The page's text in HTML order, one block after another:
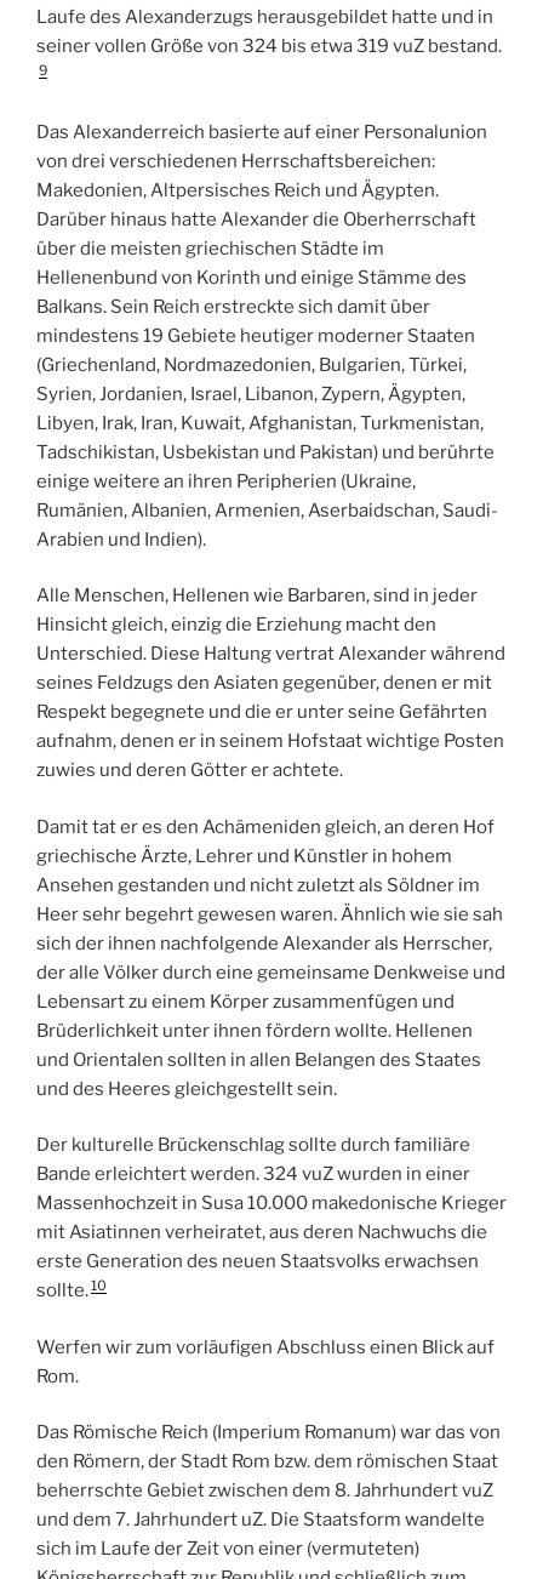
Laufe des Alexanderzugs herausgebildet hatte und in
seiner vollen Größe von 324 bis etwa 319 vuZ bestand.
9
Das Alexanderreich basierte auf einer Personalunion
von drei verschiedenen Herrschaftsbereichen:
Makedonien, Altpersisches Reich und Ägypten.
Darüber hinaus hatte Alexander die Oberherrschaft
über die meisten griechischen Städte im
Hellenenbund von Korinth und einige Stämme des
Balkans. Sein Reich erstreckte sich damit über
mindestens 19 Gebiete heutiger moderner Staaten
(Griechenland, Nordmazedonien, Bulgarien, Türkei,
Syrien, Jordanien, Israel, Libanon, Zypern, Ägypten,
Libyen, Irak, Iran, Kuwait, Afghanistan, Turkmenistan,
Tadschikistan, Usbekistan und Pakistan) und berührte
einige weitere an ihren Peripherien (Ukraine,
Rumänien, Albanien, Armenien, Aserbaidschan, Saudi-
Arabien und Indien).
Alle Menschen, Hellenen wie Barbaren, sind in jeder
Hinsicht gleich, einzig die Erziehung macht den
Unterschied. Diese Haltung vertrat Alexander während
seines Feldzugs den Asiaten gegenüber, denen er mit
Respekt begegnete und die er unter seine Gefährten
aufnahm, denen er in seinem Hofstaat wichtige Posten
zuwies und deren Götter er achtete.
Damit tat er es den Achämeniden gleich, an deren Hof
griechische Ärzte, Lehrer und Künstler in hohem
Ansehen gestanden und nicht zuletzt als Söldner im
Heer sehr begehrt gewesen waren. Ähnlich wie sie sah
sich der ihnen nachfolgende Alexander als Herrscher,
der alle Völker durch eine gemeinsame Denkweise und
Lebensart zu einem Körper zusammenfügen und
Brüderlichkeit unter ihnen fördern wollte. Hellenen
und Orientalen sollten in allen Belangen des Staates
und des Heeres gleichgestellt sein.
Der kulturelle Brückenschlag sollte durch familiäre
Bande erleichtert werden. 324 vuZ wurden in einer
Massenhochzeit in Susa 10.000 makedonische Krieger
mit Asiatinnen verheiratet, aus deren Nachwuchs die
erste Generation des neuen Staatsvolks erwachsen
sollte.10
Werfen wir zum vorläufigen Abschluss einen Blick auf
Rom.
Das Römische Reich (Imperium Romanum) war das von
den Römern, der Stadt Rom bzw. dem römischen Staat
beherrschte Gebiet zwischen dem 8. Jahrhundert vuZ
und dem 7. Jahrhundert uZ. Die Staatsform wandelte
sich im Laufe der Zeit von einer (vermuteten)